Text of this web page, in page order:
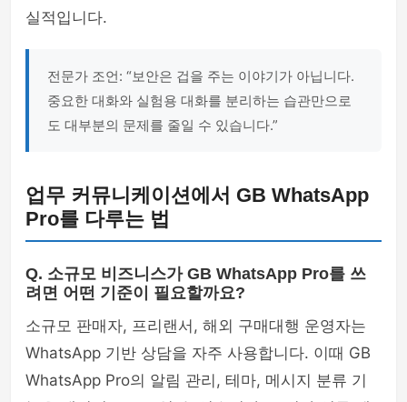
실적입니다.
전문가 조언: “보안은 겁을 주는 이야기가 아닙니다.
중요한 대화와 실험용 대화를 분리하는 습관만으로
도 대부분의 문제를 줄일 수 있습니다.”
업무 커뮤니케이션에서 GB WhatsApp
Pro를 다루는 법
Q. 소규모 비즈니스가 GB WhatsApp Pro를 쓰
려면 어떤 기준이 필요할까요?
소규모 판매자, 프리랜서, 해외 구매대행 운영자는
WhatsApp 기반 상담을 자주 사용합니다. 이때 GB
WhatsApp Pro의 알림 관리, 테마, 메시지 분류 기